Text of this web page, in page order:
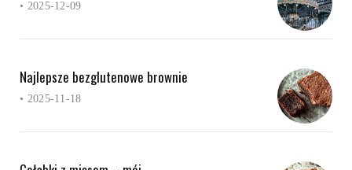
• 2025-12-09
Najlepsze bezglutenowe brownie
• 2025-11-18